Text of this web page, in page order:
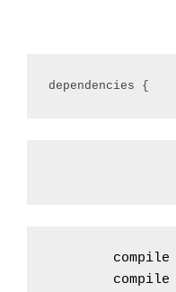
dependencies {
compile
compile